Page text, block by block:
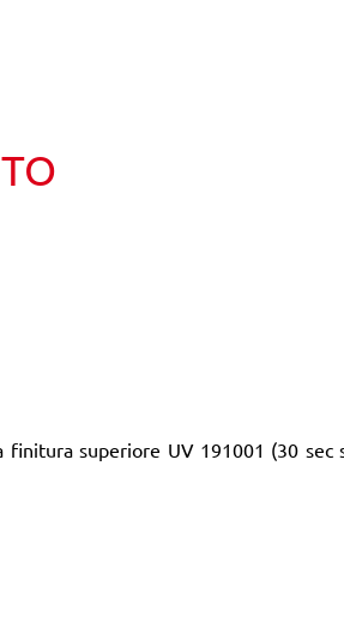
superiore UV 191001 (30 sec